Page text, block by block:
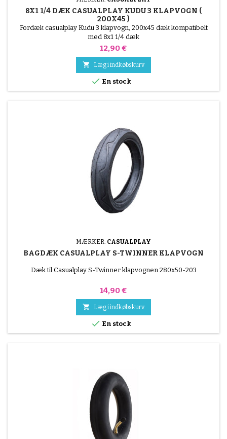
8X1 1/4 DÆK CASUALPLAY KUDU 3 KLAPVOGN (
200X45 )
Fordæk casualplay Kudu 3 klapvogn, 200x45 dæk kompatibelt
med 8x1 1/4 dæk
Pris
12,90 €
 Læg i indkøbskurv
 En stock
MÆRKER: CASUALPLAY
BAGDÆK CASUALPLAY S-TWINNER KLAPVOGN
Dæk til Casualplay S-Twinner klapvognen 280x50-203
Pris
14,90 €
 Læg i indkøbskurv
 En stock